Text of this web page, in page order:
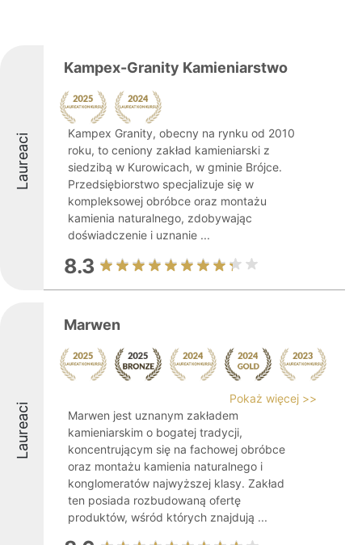
Laureaci
Kampex-Granity Kamieniarstwo
Kampex Granity, obecny na rynku od 2010
roku, to ceniony zakład kamieniarski z
siedzibą w Kurowicach, w gminie Brójce.
Przedsiębiorstwo specjalizuje się w
kompleksowej obróbce oraz montażu
kamienia naturalnego, zdobywając
doświadczenie i uznanie ...
8.3
Laureaci
Marwen
Pokaż więcej >>
Marwen jest uznanym zakładem
kamieniarskim o bogatej tradycji,
koncentrującym się na fachowej obróbce
oraz montażu kamienia naturalnego i
konglomeratów najwyższej klasy. Zakład
ten posiada rozbudowaną ofertę
produktów, wśród których znajdują ...